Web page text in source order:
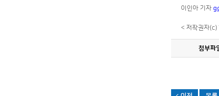
이인아 기자
< 저작권자
첨부파